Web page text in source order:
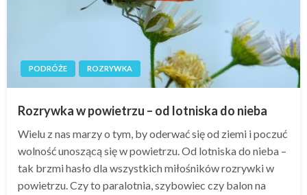
PODRÓŻE ROZRYWKA
Rozrywka w powietrzu – od lotniska do nieba
Wielu z nas marzy o tym, by oderwać się od ziemi i poczuć
wolność unoszącą się w powietrzu. Od lotniska do nieba –
tak brzmi hasło dla wszystkich miłośników rozrywki w
powietrzu. Czy to paralotnia, szybowiec czy balon na